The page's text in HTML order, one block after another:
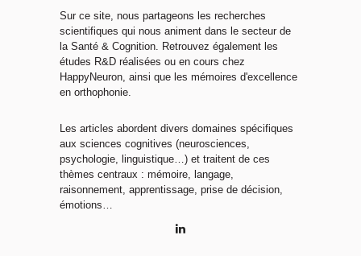
Sur ce site, nous partageons les recherches
scientifiques qui nous animent dans le secteur de
la Santé & Cognition. Retrouvez également les
études R&D réalisées ou en cours chez
HappyNeuron, ainsi que les mémoires d'excellence
en orthophonie.
Les articles abordent divers domaines spécifiques
aux sciences cognitives (neurosciences,
psychologie, linguistique…) et traitent de ces
thèmes centraux : mémoire, langage,
raisonnement, apprentissage, prise de décision,
émotions…